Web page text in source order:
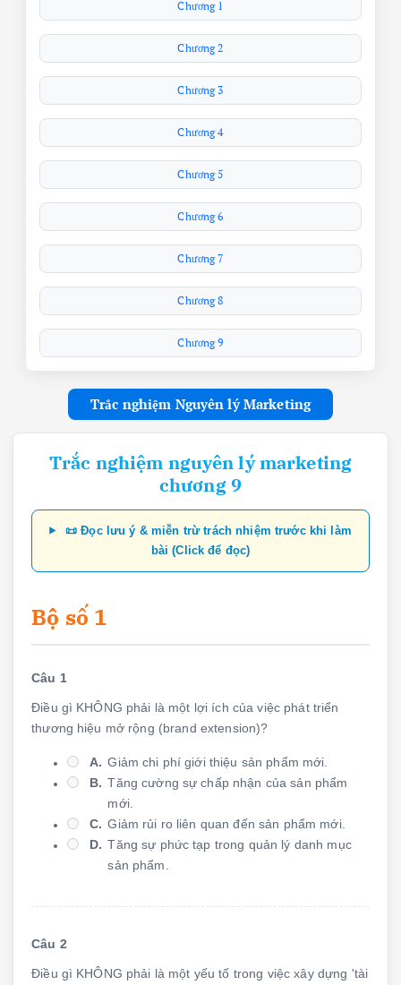
Chương 1
Chương 2
Chương 3
Chương 4
Chương 5
Chương 6
Chương 7
Chương 8
Chương 9
Trắc nghiệm Nguyên lý Marketing
Trắc nghiệm nguyên lý marketing
chương 9
📜 Đọc lưu ý & miễn trừ trách nhiệm trước khi làm
bài (Click để đọc)
Bộ số 1
Câu 1
Điều gì KHÔNG phải là một lợi ích của việc phát triển
thương hiệu mở rộng (brand extension)?
A. Giảm chi phí giới thiệu sản phẩm mới.
B. Tăng cường sự chấp nhận của sản phẩm
mới.
C. Giảm rủi ro liên quan đến sản phẩm mới.
D. Tăng sự phức tạp trong quản lý danh mục
sản phẩm.
Câu 2
Điều gì KHÔNG phải là một yếu tố trong việc xây dựng 'tài